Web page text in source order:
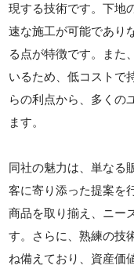
現する技術です。下地
速な施工が可能であり
る点が特徴です。また
いるため、低コストで
らの利点から、多くの
ます。
同社の魅力は、単なる
客に寄り添った提案を
商品を取り揃え、ニー
す。さらに、熟練の技
ね備えており、資産価